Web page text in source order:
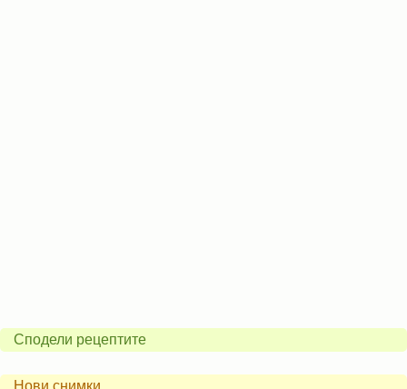
Сподели рецептите
Нови снимки